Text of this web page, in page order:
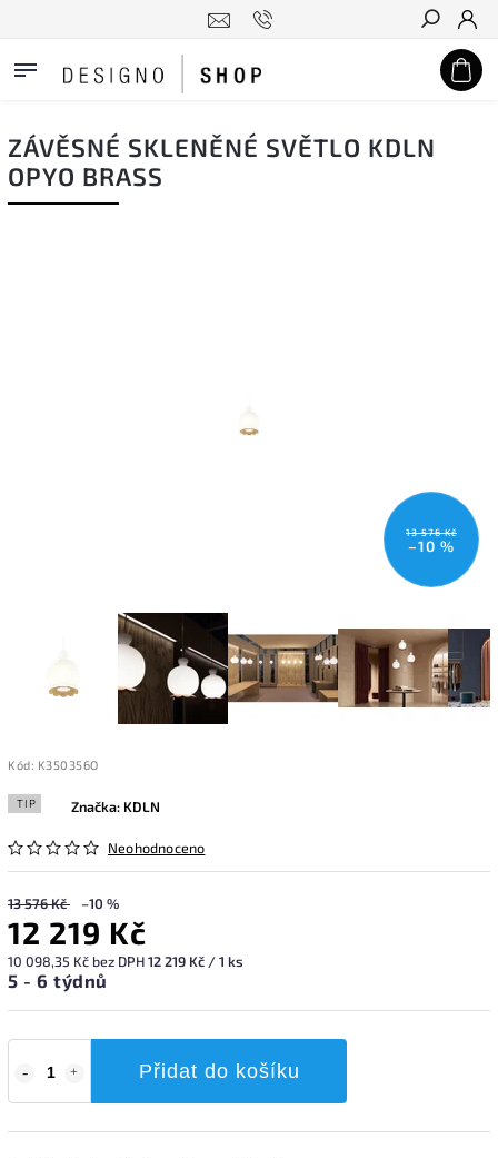
Hledat
ZÁVĚSNÉ SKLENĚNÉ SVĚTLO KDLN
OPYO BRASS
13 576 Kč
–10 %
Kód: K350356O
TIP
Neohodnoceno
Značka: KDLN
13 576 Kč –10 %
12 219 Kč
10 098,35 Kč bez DPH12 219 Kč / 1 ks
5 - 6 týdnů
Přidat do košíku